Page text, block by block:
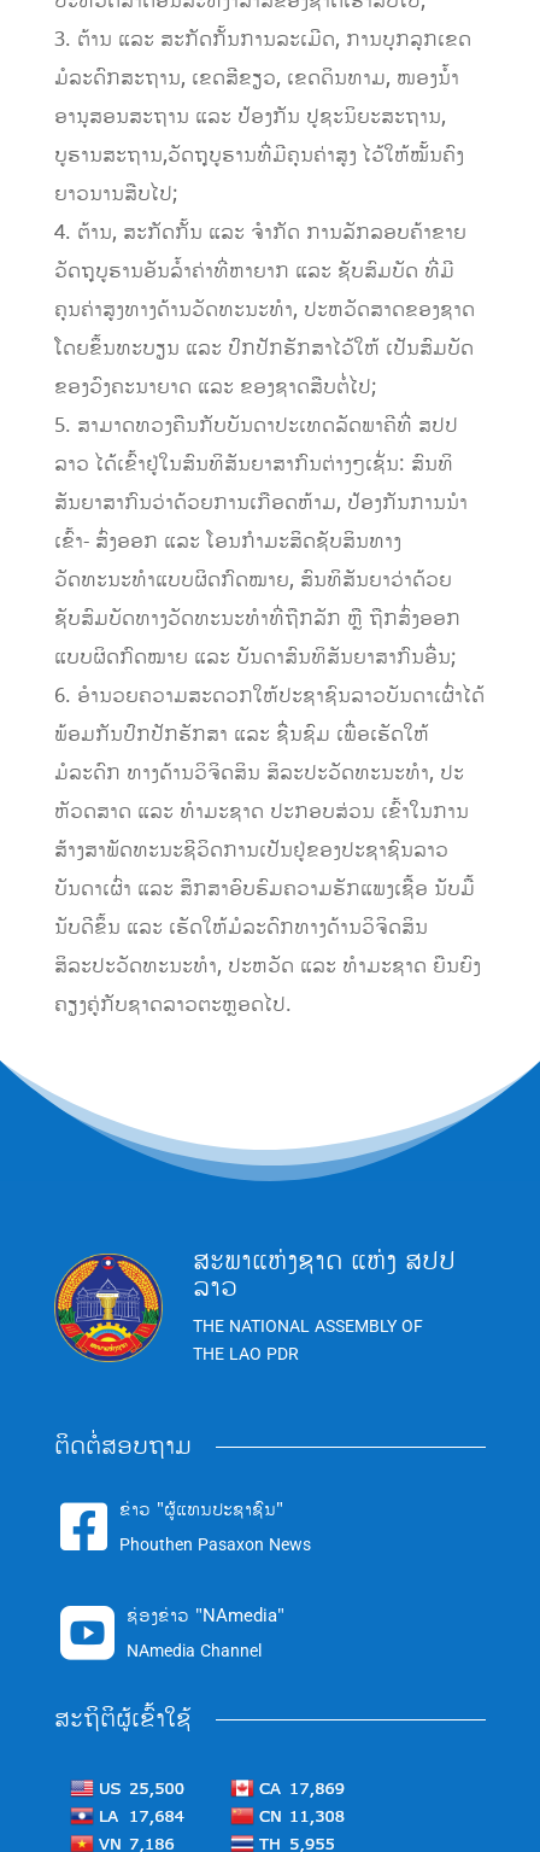
3. ຕ້ານ ແລະ ສະກັດກັ້ນການລະເມີດ, ການບຸກລຸກເຂດ
ມໍລະດົກສະຖານ, ເຂດສີຂຽວ, ເຂດດິນທາມ, ໜອງນໍ້າ
ອານຸສອນສະຖານ ແລະ ປ້ອງກັນ ປູຊະນິຍະສະຖານ,
ບູຮານສະຖານ,ວັດຖຸບູຮານທີ່ມີຄຸນຄ່າສູງ ໄວ້ໃຫ້ໝັ້ນຄົງ
ຍາວນານສືບໄປ;
4. ຕ້ານ, ສະກັດກັ້ນ ແລະ ຈຳກັດ ການລັກລອບຄ້າຂາຍ
ວັດຖຸບູຮານອັນລ້ຳຄ່າທີ່ຫາຍາກ ແລະ ຊັບສົມບັດ ທີ່ມີ
ຄຸນຄ່າສູງທາງດ້ານວັດທະນະທຳ, ປະຫວັດສາດຂອງຊາດ
ໂດຍຂຶ້ນທະບຽນ ແລະ ປົກປັກຮັກສາໄວ້ໃຫ້ ເປັນສົມບັດ
ຂອງວົງຄະນາຍາດ ແລະ ຂອງຊາດສືບຕໍ່ໄປ;
5. ສາມາດທວງຄືນກັບບັນດາປະເທດລັດພາຄີທີ່ ສປປ
ລາວ ໄດ້ເຂົ້າຢູ່ໃນສົນທິສັນຍາສາກົນຕ່າງໆເຊັ່ນ: ສົນທິ
ສັນຍາສາກົນວ່າດ້ວຍການເກືອດຫ້າມ, ປ້ອງກັນການນຳ
ເຂົ້າ- ສົ່ງອອກ ແລະ ໂອນກຳມະສິດຊັບສິນທາງ
ວັດທະນະທຳແບບຜິດກົດໝາຍ, ສົນທິສັນຍາວ່າດ້ວຍ
ຊັບສົມບັດທາງວັດທະນະທຳທີ່ຖືກລັກ ຫຼື ຖືກສົ່ງອອກ
ແບບຜິດກົດໝາຍ ແລະ ບັນດາສົນທິສັນຍາສາກົນອື່ນ;
6. ອໍານວຍຄວາມສະດວກໃຫ້ປະຊາຊົນລາວບັນດາເຜົ່າໄດ້
ພ້ອມກັນປົກປັກຮັກສາ ແລະ ຊື່ນຊົມ ເພື່ອເຮັດໃຫ້
ມໍລະດົກ ທາງດ້ານວິຈິດສິນ ສິລະປະວັດທະນະທຳ, ປະ
ຫັວດສາດ ແລະ ທຳມະຊາດ ປະກອບສ່ວນ ເຂົ້າໃນການ
ສ້າງສາພັດທະນະຊີວິດການເປັນຢູ່ຂອງປະຊາຊົນລາວ
ບັນດາເຜົ່າ ແລະ ສຶກສາອົບຮົມຄວາມຮັກແພງເຊື້ອ ນັບມື້
ນັບດີຂຶ້ນ ແລະ ເຮັດໃຫ້ມໍລະດົກທາງດ້ານວິຈິດສິນ
ສິລະປະວັດທະນະທຳ, ປະຫວັດ ແລະ ທຳມະຊາດ ຍືນຍົງ
ຄຽງຄູ່ກັບຊາດລາວຕະຫຼອດໄປ.
ສະພາແຫ່ງຊາດ ແຫ່ງ ສປປ
ລາວ
THE NATIONAL ASSEMBLY OF
THE LAO PDR
ຕິດຕໍ່ສອບຖາມ
 ຂ່າວ "ຜູ້ແທນປະຊາຊົນ"
Phouthen Pasaxon News
 ຊ່ອງຂ່າວ "NAmedia"
NAmedia Channel
ສະຖິຕິຜູ້ເຂົ້າໃຊ້